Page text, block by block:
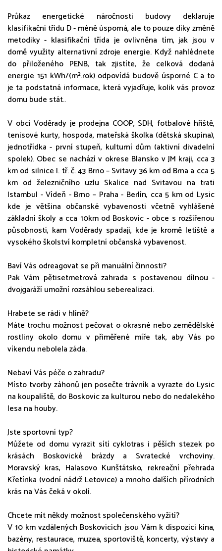
Průkaz energetické náročnosti budovy deklaruje
klasifikační třídu D - méně úsporná, ale to pouze díky změně
metodiky - klasifikační třída je ovlivněna tím, jak jsou v
domě využity alternativní zdroje energie. Když nahlédnete
do přiloženého PENB, tak zjistíte, že celková dodaná
energie 151 kWh/(m².rok) odpovídá budově úsporné C a to
je ta podstatná informace, která vyjadřuje, kolik vás provoz
domu bude stát..
V obci Voděrady je prodejna COOP, SDH, fotbalové hřiště,
tenisové kurty, hospoda, mateřská školka (dětská skupina),
jednotřídka - první stupeň, kulturní dům (aktivní divadelní
spolek). Obec se nachází v okrese Blansko v JM kraji, cca 3
km od silnice I. tř. č. 43 Brno – Svitavy 36 km od Brna a cca 5
km od železničního uzlu Skalice nad Svitavou na trati
Istambul - Vídeň - Brno – Praha - Berlín, cca 5 km od Lysic
kde je většina občanské vybavenosti včetně vyhlášené
základní školy a cca 10km od Boskovic - obce s rozšířenou
působností, kam Voděrady spadají, kde je kromě letiště a
vysokého školství kompletní občanská vybavenost.
Baví Vás odreagovat se při manuální činnosti?
Pak Vám pětisetmetrová zahrada s postavenou dílnou -
dvojgaráží umožní rozsáhlou seberealizaci.
Hrabete se rádi v hlíně?
Máte trochu možnost pečovat o okrasné nebo zemědělské
rostliny okolo domu v přiměřené míře tak, aby Vás po
víkendu nebolela záda.
Nebaví Vás péče o zahradu?
Místo tvorby záhonů jen posečte trávník a vyrazte do Lysic
na koupaliště, do Boskovic za kulturou nebo do nedalekého
lesa na houby.
Jste sportovní typ?
Můžete od domu vyrazit sítí cyklotras i pěších stezek po
krásách Boskovické brázdy a Svratecké vrchoviny.
Moravský kras, Halasovo Kunštátsko, rekreační přehrada
Křetínka (vodní nádrž Letovice) a mnoho dalších přírodních
krás na Vás čeká v okolí.
Chcete mít někdy možnost společenského vyžití?
V 10 km vzdálených Boskovicích jsou Vám k dispozici kina,
bazény, restaurace, muzea, sportoviště, koncerty, výstavy a